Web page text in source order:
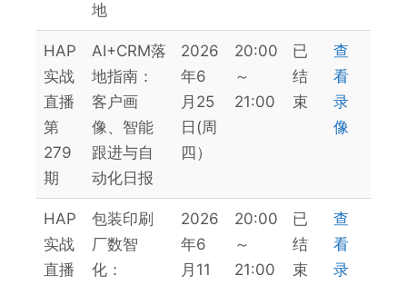
地
HAP
实战
直播
第
279
期
AI+CRM落
地指南：
客户画
像、智能
跟进与自
动化日报
2026
年6
月25
日(周
四）
20:00
～
21:00
已
结
束
查
看
录
像
HAP
实战
直播
包装印刷
厂数智
化：
2026
年6
月11
20:00
～
21:00
已
结
束
查
看
录